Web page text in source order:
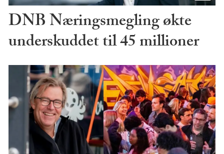
DNB Næringsmegling økte
underskuddet til 45 millioner